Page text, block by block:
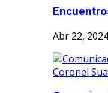
Abr 22, 2024